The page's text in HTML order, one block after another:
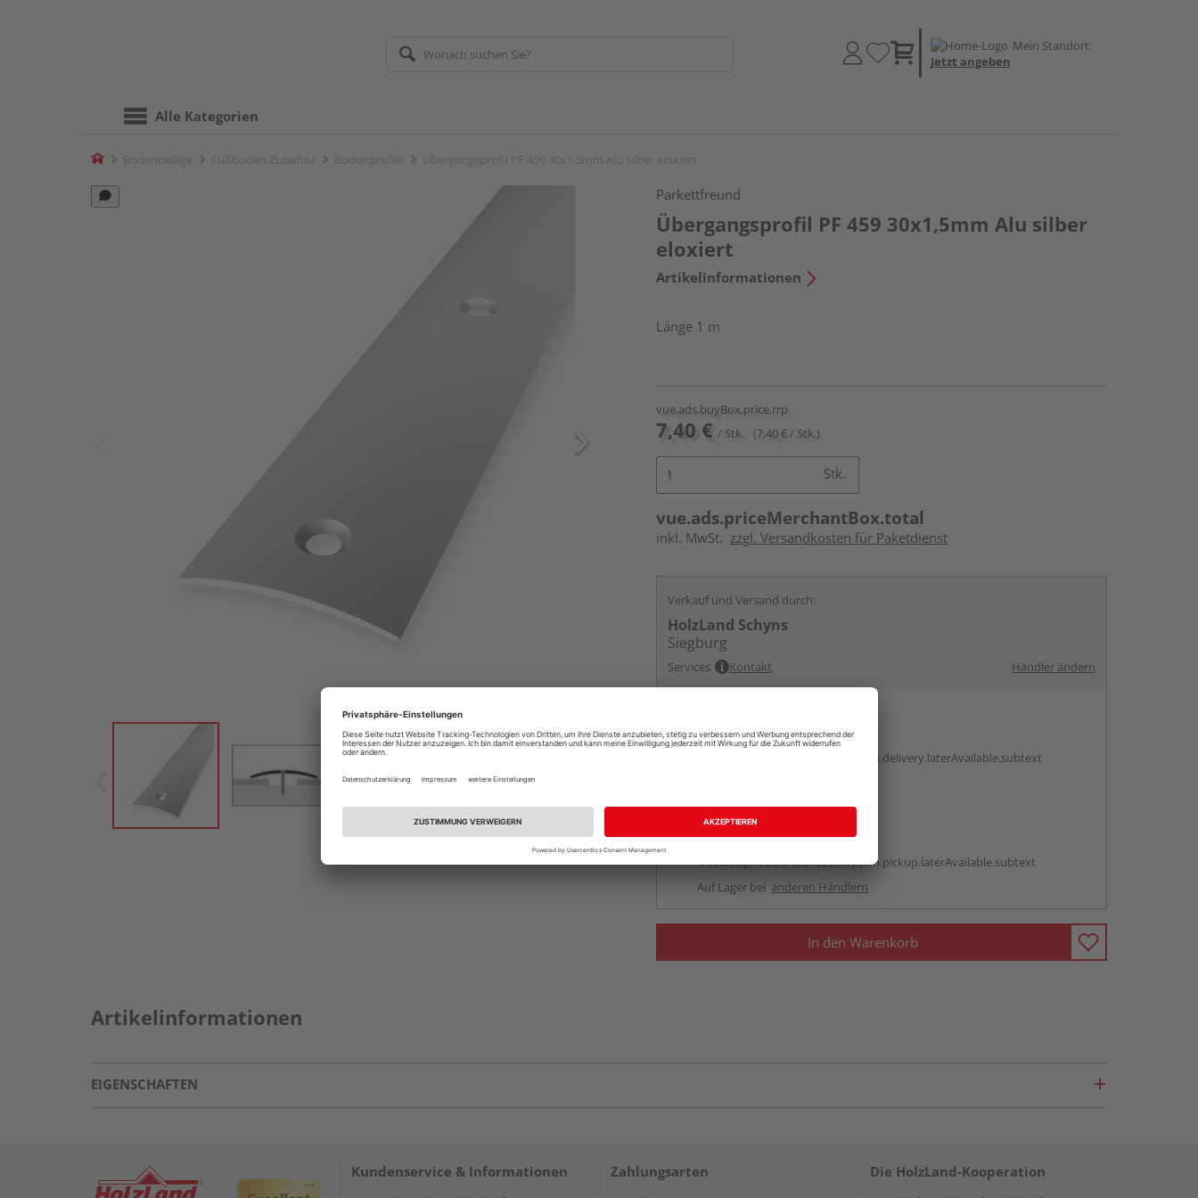
Mein Standort:
Jetzt angeben
Alle Kategorien
Home
Parkettfreund
Übergangsprofil PF 459 30x1,5mm Alu silber
eloxiert
Artikelinformationen
Länge 1 m
vue.ads.buyBox.price.rrp
7,40 € / Stk. (7,40 € / Stk.)
Stk.
vue.ads.priceMerchantBox.total
inkl. MwSt. zzgl. Versandkosten für Paketdienst
Verkauf und Versand durch:
HolzLand Schyns
Siegburg
Services Kontakt Händler ändern
Auf Vorbestellung:
vue.ads.priceMerchantBox.option.delivery.laterAvailable.subtext
Beim Händler abholen
vue.ads.priceMerchantBox.option.pickup.laterAvailable.subtext
Auf Lager bei anderen Händlern
In den Warenkorb
Artikelinformationen
EIGENSCHAFTEN
Kundenservice & Informationen Zahlungsarten Die HolzLand-Kooperation